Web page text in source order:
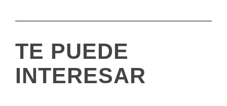
TE PUEDE
INTERESAR